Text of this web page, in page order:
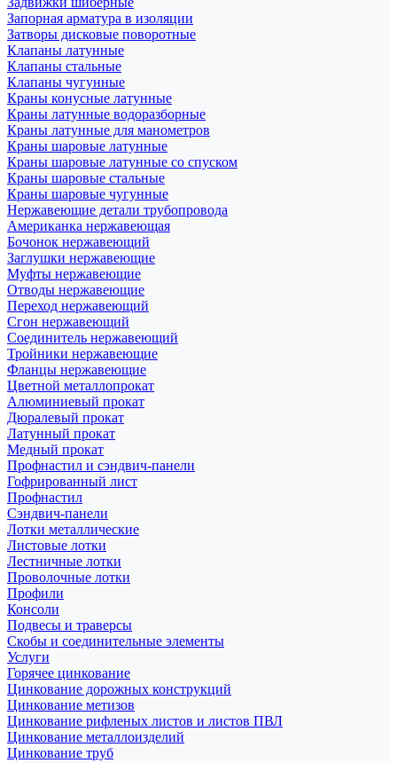
Запорная арматура в изоляции
Затворы дисковые поворотные
Клапаны латунные
Клапаны стальные
Клапаны чугунные
Краны конусные латунные
Краны латунные водоразборные
Краны латунные для манометров
Краны шаровые латунные
Краны шаровые латунные со спуском
Краны шаровые стальные
Краны шаровые чугунные
Нержавеющие детали трубопровода
Американка нержавеющая
Бочонок нержавеющий
Заглушки нержавеющие
Муфты нержавеющие
Отводы нержавеющие
Переход нержавеющий
Сгон нержавеющий
Соединитель нержавеющий
Тройники нержавеющие
Фланцы нержавеющие
Цветной металлопрокат
Алюминиевый прокат
Дюралевый прокат
Латунный прокат
Медный прокат
Профнастил и сэндвич-панели
Гофрированный лист
Профнастил
Сэндвич-панели
Лотки металлические
Листовые лотки
Лестничные лотки
Проволочные лотки
Профили
Консоли
Подвесы и траверсы
Скобы и соединительные элементы
Услуги
Горячее цинкование
Цинкование дорожных конструкций
Цинкование метизов
Цинкование рифленых листов и листов ПВЛ
Цинкование металлоизделий
Цинкование труб